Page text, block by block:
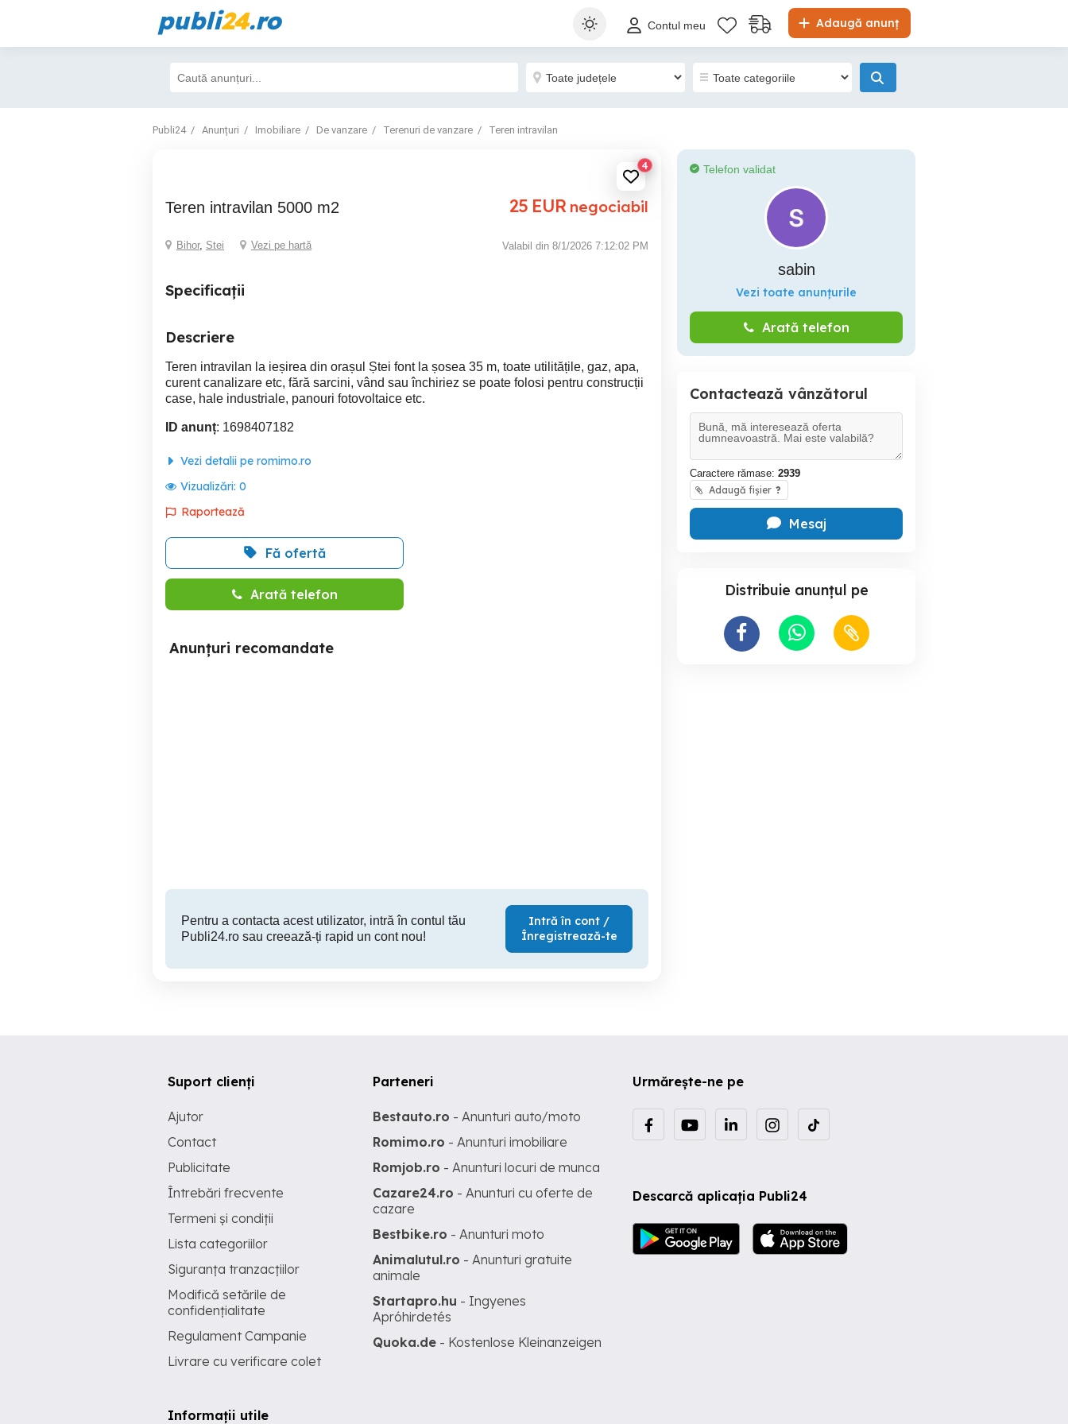
publi24.ro Adaugă anunț
Contul meu
Publi24 Anunțuri Imobiliare De vanzare Terenuri de vanzare Teren intravilan
4
Teren intravilan 5000 m2 25 EUR negociabil
Bihor, Stei Vezi pe hartă Valabil din 8/1/2026 7:12:02 PM
Specificații
Descriere
Teren intravilan la ieșirea din orașul Ștei font la șosea 35 m, toate utilitățile, gaz, apa,
curent canalizare etc, fără sarcini, vând sau închiriez se poate folosi pentru construcții
case, hale industriale, panouri fotovoltaice etc.
ID anunț: 1698407182
Vezi detalii pe romimo.ro
Vizualizări: 0
Raportează
Fă ofertă
Arată telefon
Anunțuri recomandate
Pentru a contacta acest utilizator, intră în contul tău
Publi24.ro sau creează-ți rapid un cont nou!
Intră în cont /
Înregistrează-te
Telefon validat
sabin
Vezi toate anunțurile
Arată telefon
Contactează vânzătorul
Caractere rămase: 2939
Adaugă fișier ?
Mesaj
Distribuie anunțul pe
Urmărește-ne pe
Descarcă aplicația Publi24
Suport clienți
Ajutor
Contact
Publicitate
Întrebări frecvente
Termeni și condiții
Lista categoriilor
Siguranța tranzacțiilor
Modifică setările de
confidențialitate
Regulament Campanie
Livrare cu verificare colet
Informații utile
Parteneri
Bestauto.ro - Anunturi auto/moto
Romimo.ro - Anunturi imobiliare
Romjob.ro - Anunturi locuri de munca
Cazare24.ro - Anunturi cu oferte de
cazare
Bestbike.ro - Anunturi moto
Animalutul.ro - Anunturi gratuite
animale
Startapro.hu - Ingyenes
Apróhirdetés
Quoka.de - Kostenlose Kleinanzeigen